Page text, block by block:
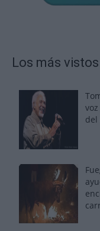
Los más vistos
del